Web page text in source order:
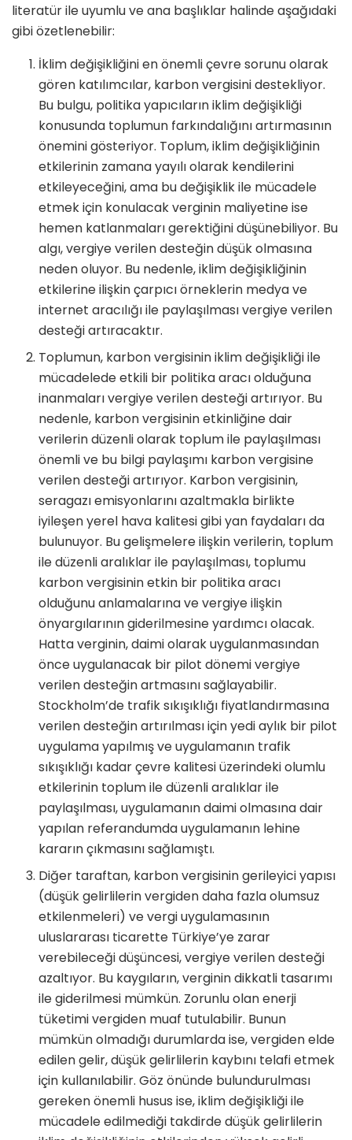
literatür ile uyumlu ve ana başlıklar halinde aşağıdaki
gibi özetlenebilir:
İklim değişikliğini en önemli çevre sorunu olarak
gören katılımcılar, karbon vergisini destekliyor.
Bu bulgu, politika yapıcıların iklim değişikliği
konusunda toplumun farkındalığını artırmasının
önemini gösteriyor. Toplum, iklim değişikliğinin
etkilerinin zamana yayılı olarak kendilerini
etkileyeceğini, ama bu değişiklik ile mücadele
etmek için konulacak verginin maliyetine ise
hemen katlanmaları gerektiğini düşünebiliyor. Bu
algı, vergiye verilen desteğin düşük olmasına
neden oluyor. Bu nedenle, iklim değişikliğinin
etkilerine ilişkin çarpıcı örneklerin medya ve
internet aracılığı ile paylaşılması vergiye verilen
desteği artıracaktır.
Toplumun, karbon vergisinin iklim değişikliği ile
mücadelede etkili bir politika aracı olduğuna
inanmaları vergiye verilen desteği artırıyor. Bu
nedenle, karbon vergisinin etkinliğine dair
verilerin düzenli olarak toplum ile paylaşılması
önemli ve bu bilgi paylaşımı karbon vergisine
verilen desteği artırıyor. Karbon vergisinin,
seragazı emisyonlarını azaltmakla birlikte
iyileşen yerel hava kalitesi gibi yan faydaları da
bulunuyor. Bu gelişmelere ilişkin verilerin, toplum
ile düzenli aralıklar ile paylaşılması, toplumu
karbon vergisinin etkin bir politika aracı
olduğunu anlamalarına ve vergiye ilişkin
önyargılarının giderilmesine yardımcı olacak.
Hatta verginin, daimi olarak uygulanmasından
önce uygulanacak bir pilot dönemi vergiye
verilen desteğin artmasını sağlayabilir.
Stockholm’de trafik sıkışıklığı fiyatlandırmasına
verilen desteğin artırılması için yedi aylık bir pilot
uygulama yapılmış ve uygulamanın trafik
sıkışıklığı kadar çevre kalitesi üzerindeki olumlu
etkilerinin toplum ile düzenli aralıklar ile
paylaşılması, uygulamanın daimi olmasına dair
yapılan referandumda uygulamanın lehine
kararın çıkmasını sağlamıştı.
Diğer taraftan, karbon vergisinin gerileyici yapısı
(düşük gelirlilerin vergiden daha fazla olumsuz
etkilenmeleri) ve vergi uygulamasının
uluslararası ticarette Türkiye’ye zarar
verebileceği düşüncesi, vergiye verilen desteği
azaltıyor. Bu kaygıların, verginin dikkatli tasarımı
ile giderilmesi mümkün. Zorunlu olan enerji
tüketimi vergiden muaf tutulabilir. Bunun
mümkün olmadığı durumlarda ise, vergiden elde
edilen gelir, düşük gelirlilerin kaybını telafi etmek
için kullanılabilir. Göz önünde bulundurulması
gereken önemli husus ise, iklim değişikliği ile
mücadele edilmediği takdirde düşük gelirlilerin